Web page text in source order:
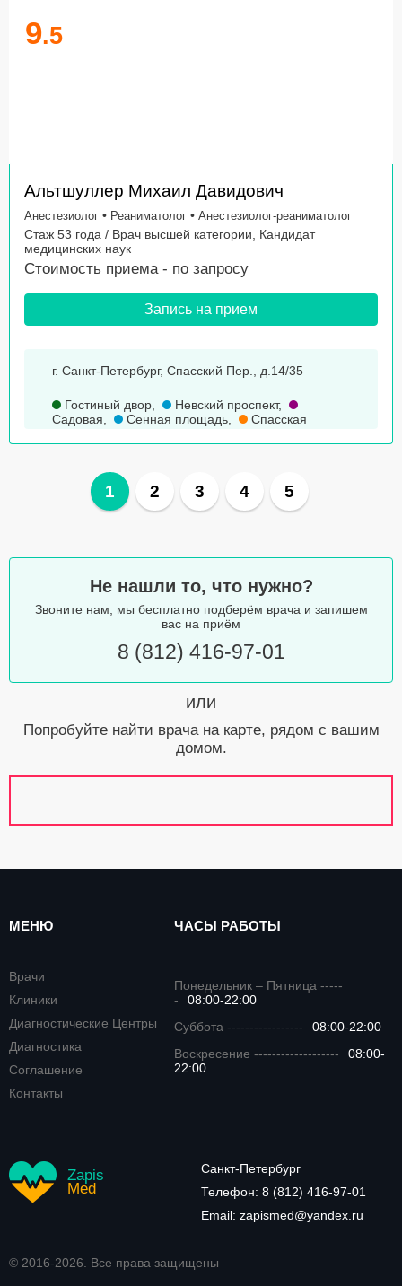
9.5
Альтшуллер Михаил Давидович
Анестезиолог • Реаниматолог • Анестезиолог-реаниматолог
Стаж 53 года / Врач высшей категории, Кандидат
медицинских наук
Стоимость приема - по запросу
Запись на прием
г. Санкт-Петербург, Спасский Пер., д.14/35
Гостиный двор, Невский проспект,
Садовая, Сенная площадь, Спасская
1 2 3 4 5
Не нашли то, что нужно?
Звоните нам, мы бесплатно подберём врача и запишем
вас на приём
8 (812) 416-97-01
или
Попробуйте найти врача на карте, рядом с вашим
домом.
МЕНЮ
Врачи
Клиники
Диагностические Центры
Диагностика
Соглашение
Контакты
ЧАСЫ РАБОТЫ
Понедельник – Пятница -----
-
08:00-22:00
Суббота -----------------
08:00-22:00
Воскресение -------------------
08:00-
22:00
Zapis
Med
Санкт-Петербург
Телефон: 8 (812) 416-97-01
Email: zapismed@yandex.ru
© 2016-2026. Все права защищены